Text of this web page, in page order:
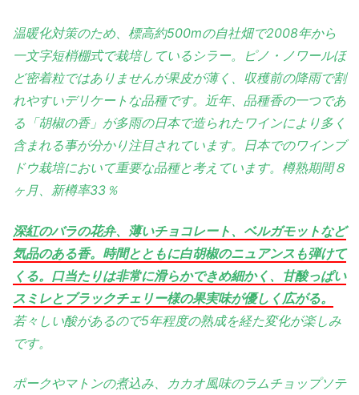
温暖化対策のため、標高約500mの自社畑で2008年から
一文字短梢棚式で栽培しているシラー。ピノ・ノワールほ
ど密着粒ではありませんが果皮が薄く、収穫前の降雨で割
れやすいデリケートな品種です。近年、品種香の一つであ
る「胡椒の香」が多雨の日本で造られたワインにより多く
含まれる事が分かり注目されています。日本でのワインブ
ドウ栽培において重要な品種と考えています。樽熟期間８
ヶ月、新樽率33％
深紅のバラの花弁、薄いチョコレート、ベルガモットなど
気品のある香。時間とともに白胡椒のニュアンスも弾けて
くる。口当たりは非常に滑らかできめ細かく、甘酸っぱい
スミレとブラックチェリー様の果実味が優しく広がる。
若々しい酸があるので5年程度の熟成を経た変化が楽しみ
です。
ポークやマトンの煮込み、カカオ風味のラムチョップソテ